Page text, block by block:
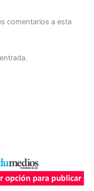
comentarios a esta